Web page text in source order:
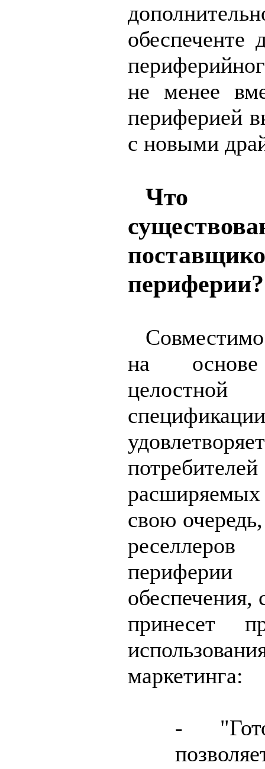
обеспеченте
не менее
периферией
с новыми
Что
периферии?
на основе
свою
периферии
обеспечения,
принесет
маркетинга:
-